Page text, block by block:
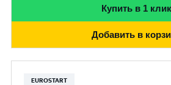
Купить в 1 клик
Добавить в
EUROSTART